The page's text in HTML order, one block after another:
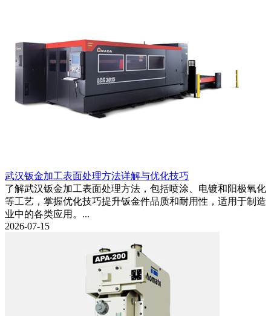
武汉钣金加工表面处理方法详解与优化技巧
了解武汉钣金加工表面处理方法，包括喷涂、电镀和阳极氧化
等工艺，掌握优化技巧提升钣金件品质和耐用性，适用于制造
业中的各类应用。...
2026-07-15